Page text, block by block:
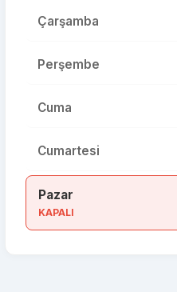
Çarşamba
Perşembe
Cuma
Cumartesi
Pazar
KAPALI